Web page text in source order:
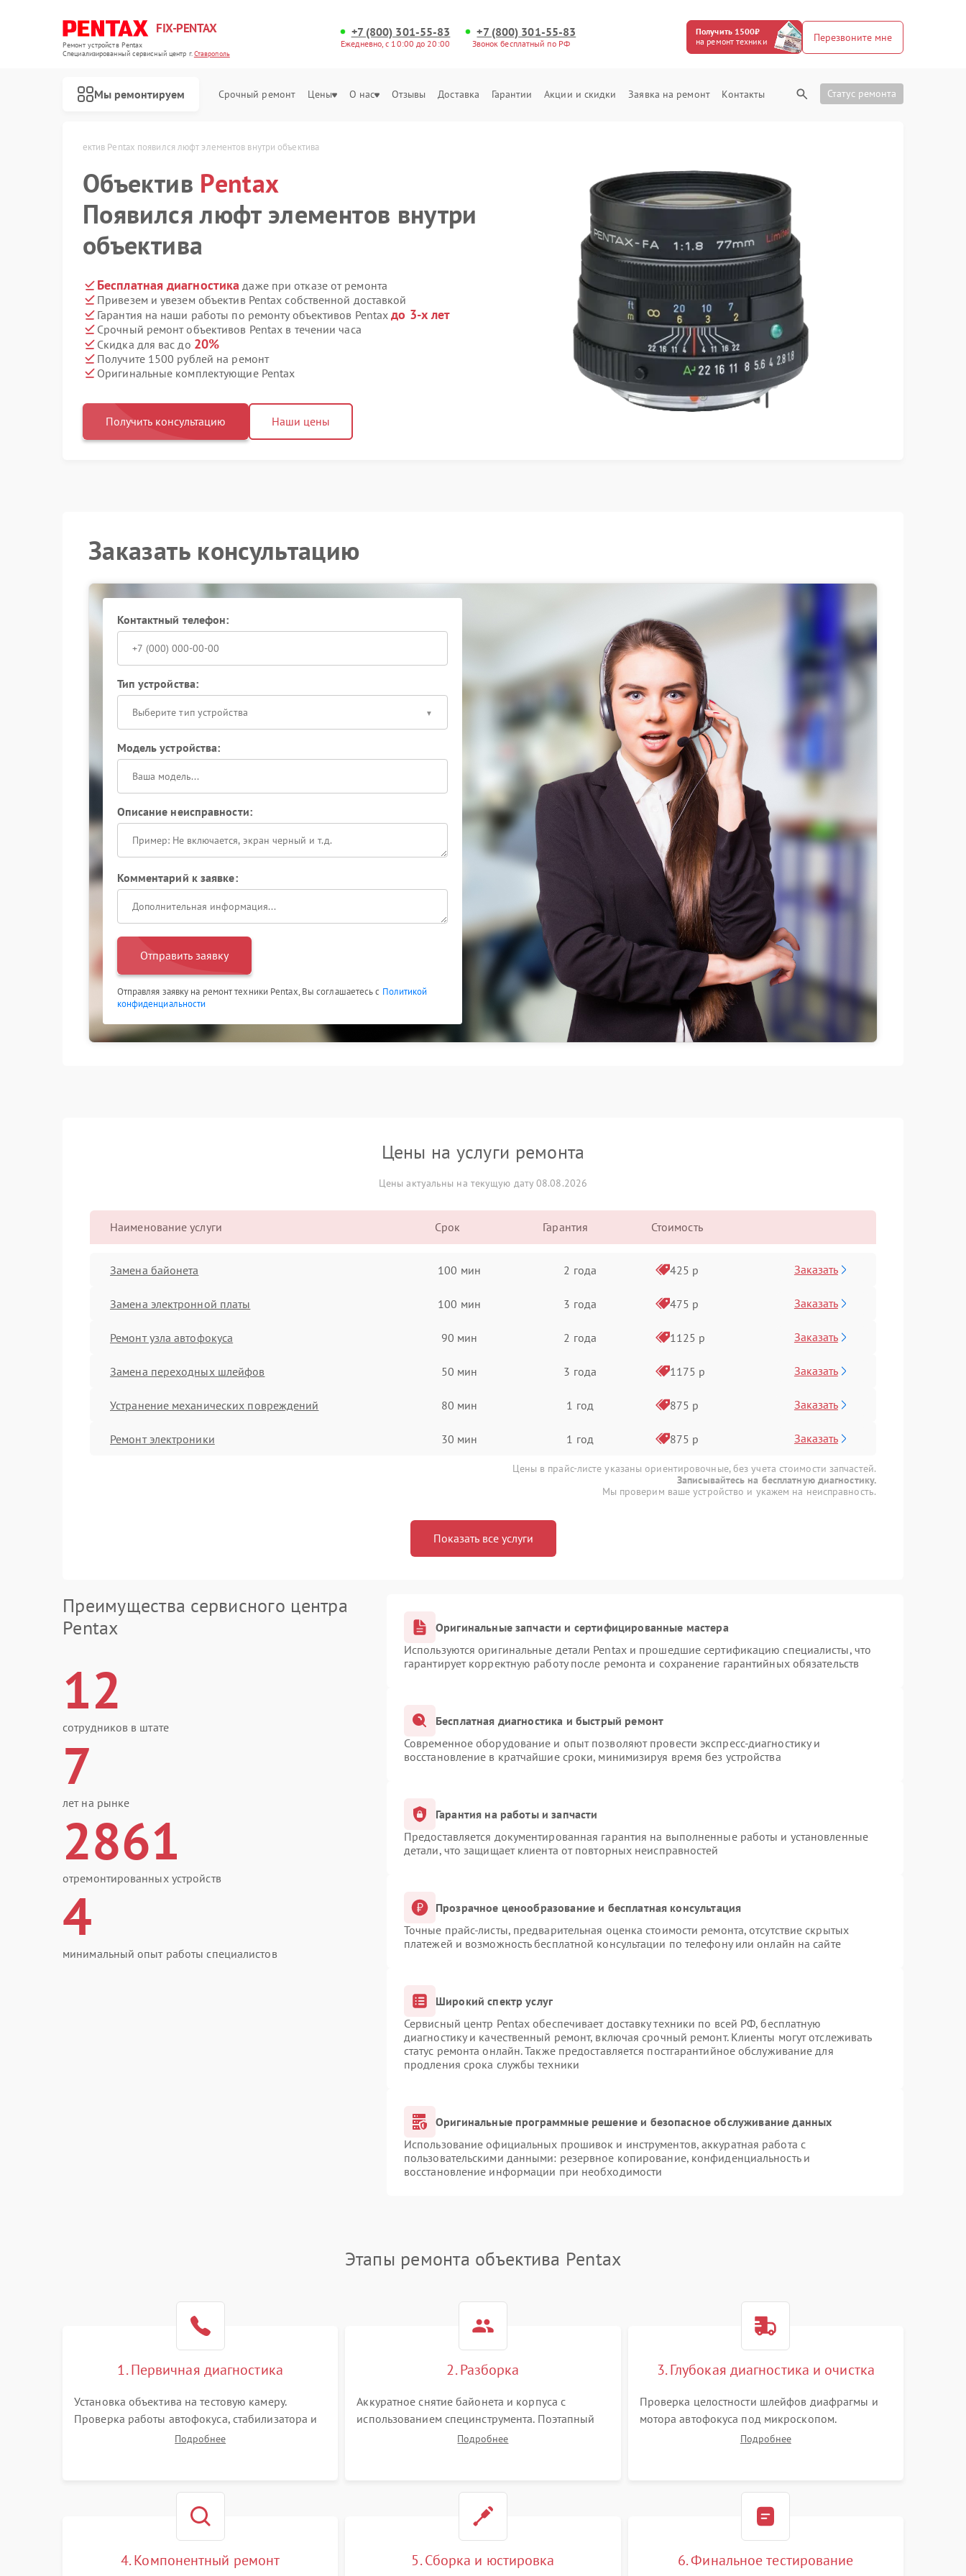
FIX-PENTAX
Ремонт устройств Pentax
Специализированный cервисный центр г.Ставрополь
+7 (800) 301-55-83
Ежедневно, с 10:00 до 20:00
+7 (800) 301-55-83
Звонок бесплатный по РФ
Получить 1500₽
на ремонт техники
Перезвоните мне
Мы ремонтируем Срочный ремонт Цены О нас Отзывы Доставка Гарантии Акции и скидки Заявка на ремонт Контакты Статус ремонта
Объектив Pentax появился люфт элементов внутри объектива
Объектив Pentax
Появился люфт элементов внутри
объектива
Бесплатная диагностика даже при отказе от ремонта
Привезем и увезем объектив Pentax собственной доставкой
Гарантия на наши работы по ремонту объективов Pentaxдо 3-х лет
Срочный ремонт объективов Pentax в течении часа
Скидка для вас до 20%
Получите 1500 рублей на ремонт
Оригинальные комплектующие Pentax
Получить консультацию Наши цены
Заказать консультацию
Контактный телефон:
Тип устройства:
Выберите тип устройства
Модель устройства:
Описание неисправности:
Комментарий к заявке:
Отправить заявку
Отправляя заявку на ремонт техники Pentax, Вы соглашаетесь с Политикой
конфиденциальности
Цены на услуги ремонта
Цены актуальны на текущую дату 08.08.2026
Наименование услуги Срок Гарантия Стоимость
Замена байонета 100 мин 2 года 425 р Заказать
Замена электронной платы 100 мин 3 года 475 р Заказать
Ремонт узла автофокуса 90 мин 2 года 1125 р Заказать
Замена переходных шлейфов 50 мин 3 года 1175 р Заказать
Устранение механических повреждений 80 мин 1 год 875 р Заказать
Ремонт электроники 30 мин 1 год 875 р Заказать
Цены в прайс-листе указаны ориентировочные, без учета стоимости запчастей.
Записывайтесь на бесплатную диагностику.
Мы проверим ваше устройство и укажем на неисправность.
Показать все услуги
Преимущества сервисного центра
Pentax
12
сотрудников в штате
7
лет на рынке
2861
отремонтированных устройств
4
минимальный опыт работы специалистов
Оригинальные запчасти и сертифицированные мастера
Используются оригинальные детали Pentax и прошедшие сертификацию специалисты, что
гарантирует корректную работу после ремонта и сохранение гарантийных обязательств
Бесплатная диагностика и быстрый ремонт
Современное оборудование и опыт позволяют провести экспресс-диагностику и
восстановление в кратчайшие сроки, минимизируя время без устройства
Гарантия на работы и запчасти
Предоставляется документированная гарантия на выполненные работы и установленные
детали, что защищает клиента от повторных неисправностей
Прозрачное ценообразование и бесплатная консультация
Точные прайс-листы, предварительная оценка стоимости ремонта, отсутствие скрытых
платежей и возможность бесплатной консультации по телефону или онлайн на сайте
Широкий спектр услуг
Сервисный центр Pentax обеспечивает доставку техники по всей РФ, бесплатную
диагностику и качественный ремонт, включая срочный ремонт. Клиенты могут отслеживать
статус ремонта онлайн. Также предоставляется постгарантийное обслуживание для
продления срока службы техники
Оригинальные программные решение и безопасное обслуживание данных
Использование официальных прошивок и инструментов, аккуратная работа с
пользовательскими данными: резервное копирование, конфиденциальность и
восстановление информации при необходимости
Этапы ремонта объектива Pentax
1. Первичная диагностика
Установка объектива на тестовую камеру.
Проверка работы автофокуса, стабилизатора и
плавности хода колец зума и фокусировки.
Подробнее
2. Разборка
Аккуратное снятие байонета и корпуса с
использованием специнструмента. Поэтапный
демонтаж оптических блоков, шлейфов и
Подробнее
3. Глубокая диагностика и очистка
Проверка целостности шлейфов диафрагмы и
мотора автофокуса под микроскопом.
Тестирование работы электромагнитного
Подробнее
4. Компонентный ремонт 5. Сборка и юстировка 6. Финальное тестирование